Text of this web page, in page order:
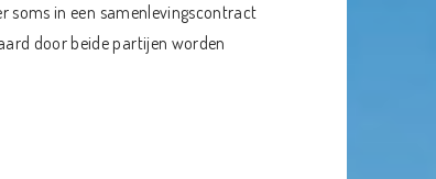
soms in een samenlevingscontract
door beide partijen worden